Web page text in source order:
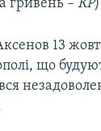
гривень –КР
13
що